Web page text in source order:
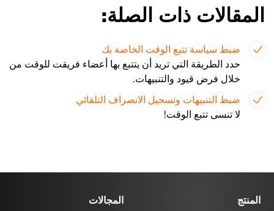
المقالات ذات الصلة:
ضبط سياسة تتبع الوقت الخاصة بك
حدد الطريقة التي تريد أن يتتبع بها أعضاء فريقت للوقت من
خلال فرض قيود والتنبيهات.
ضبط التنبيهات وتسجيل الانصراف التلقائي
لا تنسى تتبع الوقت!
المنتج
المجالات